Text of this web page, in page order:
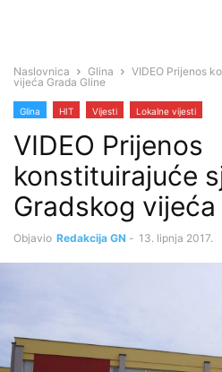
Naslovnica Glina
VIDEO Prijenos
vijeća Grada Gline
Glina HIT Vijesti Lokalne vijesti
VIDEO Prijenos
konstituirajuće
Gradskog
Objavio Redakcija GN - 13. lipnja 2017.